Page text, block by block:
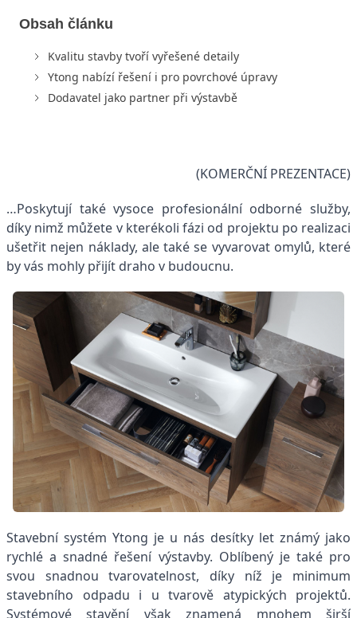
Obsah článku
Kvalitu stavby tvoří vyřešené detaily
Ytong nabízí řešení i pro povrchové úpravy
Dodavatel jako partner při výstavbě
(KOMERČNÍ PREZENTACE)
…Poskytují také vysoce profesionální odborné služby,
díky nimž můžete v kterékoli fázi od projektu po realizaci
ušetřit nejen náklady, ale také se vyvarovat omylů, které
by vás mohly přijít draho v budoucnu.
Stavební systém Ytong je u nás desítky let známý jako
rychlé a snadné řešení výstavby. Oblíbený je také pro
svou snadnou tvarovatelnost, díky níž je minimum
stavebního odpadu i u tvarově atypických projektů.
Systémové stavění však znamená mnohem širší